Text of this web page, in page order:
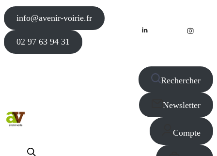
info@avenir-voirie.fr
02 97 63 94 31
Rechercher
Newsletter
Compte